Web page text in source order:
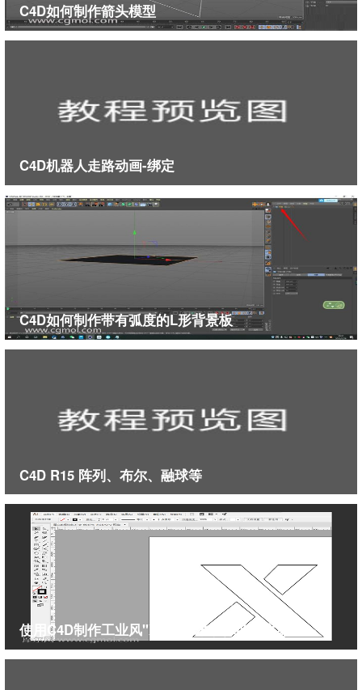
C4D如何制作箭头模型
C4D机器人走路动画-绑定
C4D如何制作带有弧度的L形背景板
C4D R15 阵列、布尔、融球等
使用C4D制作工业风"X"3D艺术字体的图文教程